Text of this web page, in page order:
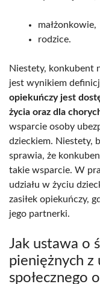
małżonkowie,
rodzice.
Niestety, konkubent
jest wynikiem
opiekuńczy jest
życia oraz dla
wsparcie osoby
dzieckiem. Niestety,
sprawia, że
takie wsparcie. W
udziału w życiu
zasiłek opiekuńczy,
jego partnerki.
Jak ustawa o
pieniężnych z
społecznego